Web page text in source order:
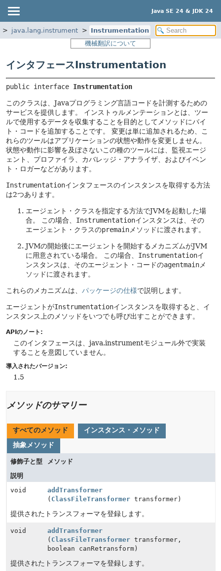
Java SE 24 & JDK 24
java.lang.instrument
Instrumentation
機械翻訳について
インタフェースInstrumentation
public interface Instrumentation
このクラスは、Javaプログラミング言語コードを計測するための
サービスを提供します。
インストゥルメンテーションとは、ツー
ルで使用するデータを収集することを目的としてメソッドにバイ
ト・コードを追加することです。
変更は単に追加されるため、こ
れらのツールはアプリケーションの状態や動作を変更しません。
状態や動作に影響を及ぼさないこの種のツールには、監視エージ
ェント、プロファイラ、カバレッジ・アナライザ、およびイベン
ト・ロガーなどがあります。
Instrumentationインタフェースのインスタンスを取得する方法
は2つあります。
エージェント・クラスを指定する方法でJVMを起動した場
合。
この場合、 Instrumentationインスタンスは、その
エージェント・クラスのpremain メソッドに渡されます。
JVMの開始後にエージェントを開始するメカニズムがJVM
に用意されている場合。
この場合、 Instrumentationイ
ンスタンスは、そのエージェント・コードのagentmain メ
ソッドに渡されます。
これらのメカニズムは、 パッケージの仕様で説明します。
エージェントがInstrumentationインスタンスを取得すると、イ
ンスタンス上のメソッドをいつでも呼び出すことができます。
APIのノート:
このインタフェースは、java.instrumentモジュール外で実装
することを意図していません。
導入されたバージョン:
1.5
メソッドのサマリー
すべてのメソッド
インスタンス・メソッド
抽象メソッド
修飾子と型
メソッド
説明
void
addTransformer
( ClassFileTransformer transformer)
提供されたトランスフォーマを登録します。
void
addTransformer
( ClassFileTransformer transformer,
boolean canRetransform)
提供されたトランスフォーマを登録します。